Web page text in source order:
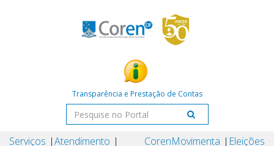
Transparência e Prestação de Contas
Serviços Atendimento
CorenMovimenta Eleições